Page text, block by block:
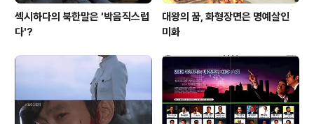
섹시하다의 북한말은 '박음직스럽
다'?
대왕의 꿈, 화형장면은 명예살인
미화